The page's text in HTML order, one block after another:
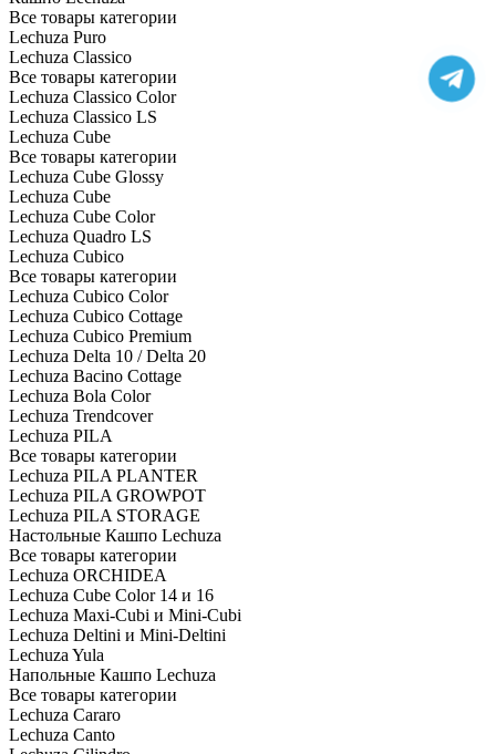
Все товары категории
Lechuza Puro
Lechuza Classico
Все товары категории
Lechuza Classico Color
Lechuza Classico LS
Lechuza Cube
Все товары категории
Lechuza Cube Glossy
Lechuza Cube
Lechuza Cube Color
Lechuza Quadro LS
Lechuza Cubico
Все товары категории
Lechuza Cubico Color
Lechuza Cubico Cottage
Lechuza Cubico Premium
Lechuza Delta 10 / Delta 20
Lechuza Bacino Cottage
Lechuza Bola Color
Lechuza Trendcover
Lechuza PILA
Все товары категории
Lechuza PILA PLANTER
Lechuza PILA GROWPOT
Lechuza PILA STORAGE
Настольные Кашпо Lechuza
Все товары категории
Lechuza ORCHIDEA
Lechuza Cube Color 14 и 16
Lechuza Maxi-Cubi и Mini-Cubi
Lechuza Deltini и Mini-Deltini
Lechuza Yula
Напольные Кашпо Lechuza
Все товары категории
Lechuza Cararo
Lechuza Canto